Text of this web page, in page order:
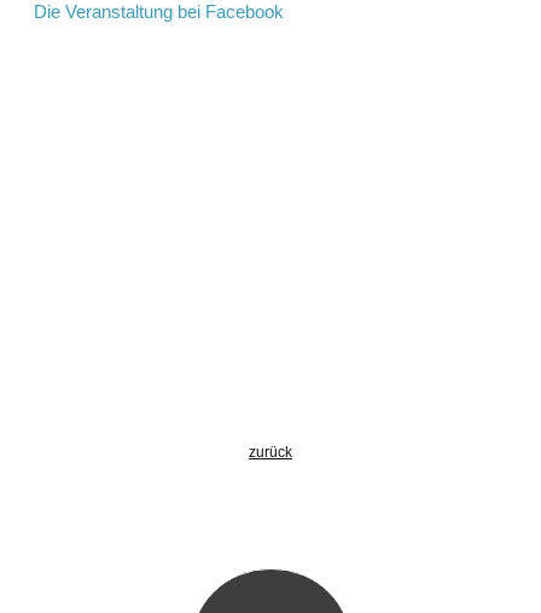
Die Veranstaltung bei Facebook
zurück